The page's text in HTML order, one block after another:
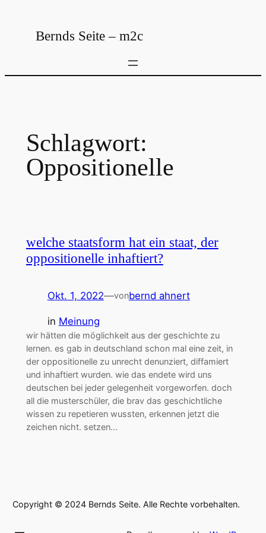
springenBernds Seite – m2c
Schlagwort:
Oppositionelle
welche staatsform hat ein staat, der
oppositionelle inhaftiert?
Okt. 1, 2022—vonbernd ahnert
in Meinung
wir hätten die möglichkeit aus der geschichte zu
lernen. es gab in deutschland schon mal eine zeit, in
der oppositionelle zu unrecht denunziert, diffamiert
und inhaftiert wurden. wie das endete wird uns
deutschen bei jeder gelegenheit vorgeworfen. doch
all die musterschüler, die brav das geschichtliche
wissen zu repetieren wussten, erkennen jetzt die
zeichen nicht. setzen…
Copyright © 2024 Bernds Seite. Alle Rechte vorbehalten.